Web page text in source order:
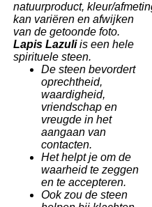
natuurproduct, kleur/
kan variëren en afwijken
van de getoonde foto.
Lapis Lazuliis een hele
spirituele steen.
De steen bevordert
oprechtheid,
waardigheid,
vriendschap en
vreugde in het
aangaan van
contacten.
Het helpt je om de
waarheid te zeggen
en te accepteren.
Ook zou de steen